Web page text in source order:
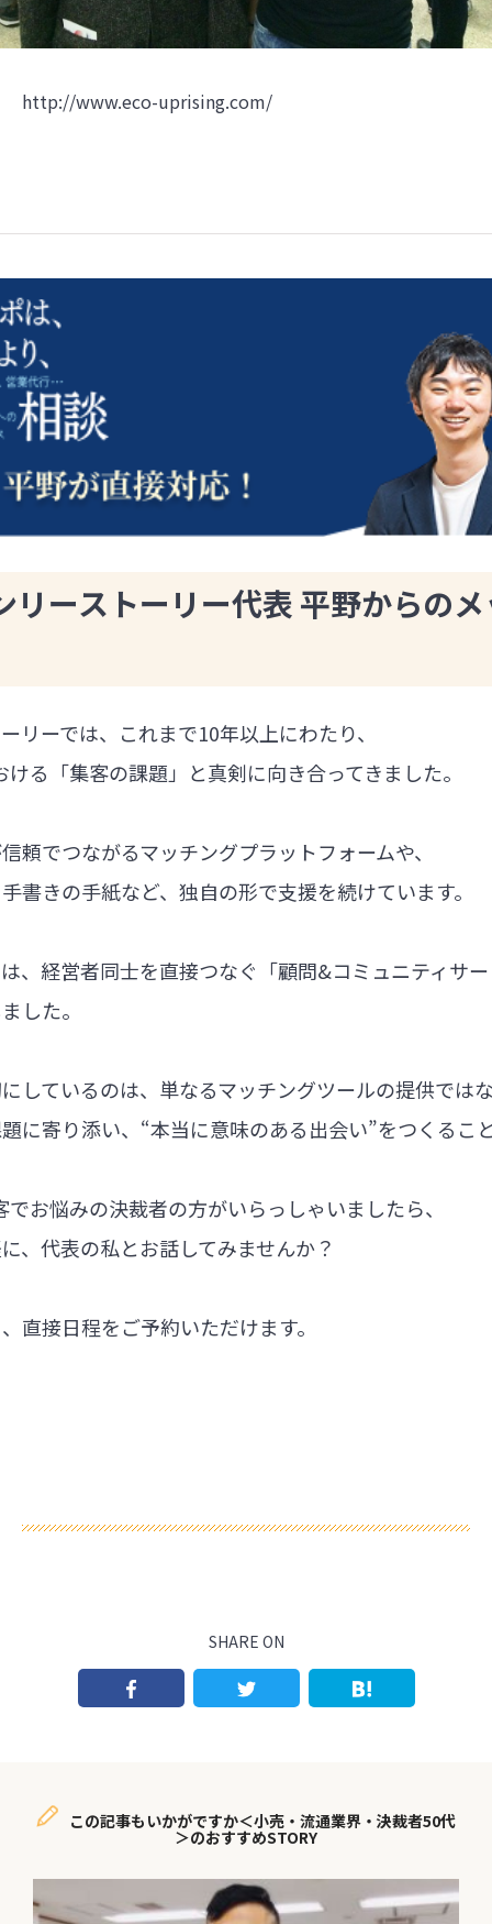
http://www.eco-uprising.com/
リーストーリー代表 平野からの
リーでは、これまで10年以上にわたり、
る「集客の課題」と真剣に向き合ってきました。
頼でつながるマッチングプラットフォームや、
書きの手紙など、独自の形で支援を続けています。
、経営者同士を直接つなぐ「顧問&コミュニティサ
した。
しているのは、単なるマッチングツールの提供では
に寄り添い、“本当に意味のある出会い”をつくるこ
お悩みの決裁者の方がいらっしゃいましたら、
、代表の私とお話してみませんか？
直接日程をご予約いただけます。
SHARE ON
この記事もいかがですか＜小売・流通業界・決裁者50代
＞のおすすめSTORY